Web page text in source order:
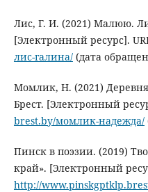
Лис, Г. И. (2021) Малюю.
[Электронный ресурс].
лис-галина/(дата
Момлик, Н. (2021)
Брест. [Электронный
brest.by/момлик-надежда/
Пинск в поэзии. (2019)
край». [Электронный
http://